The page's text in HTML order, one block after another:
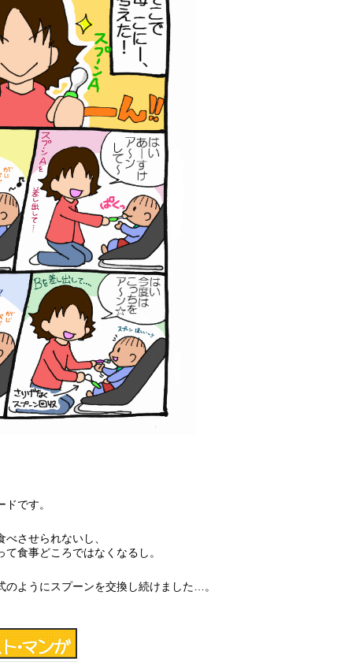
です。
させられないし、
食事どころではなくなるし。
ようにスプーンを交換し続けました…。